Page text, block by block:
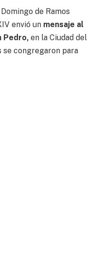
de Ramos
envió un mensaje al
Pedro, en la Ciudad del
se congregaron para